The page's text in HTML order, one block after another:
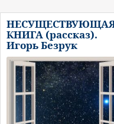
КНИГА (рассказ).
Игорь Безрук